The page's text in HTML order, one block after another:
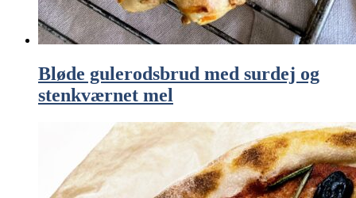
Bløde gulerodsbrud med surdej og
stenkværnet mel